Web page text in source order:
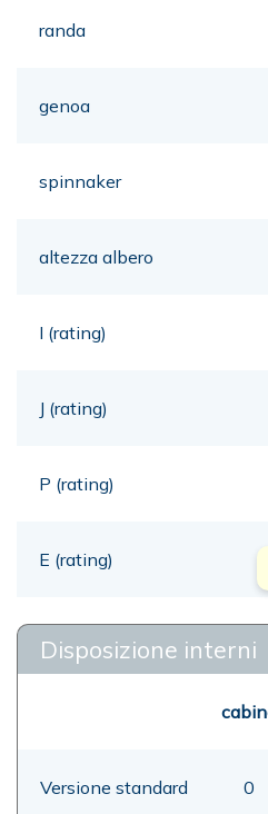
randa
genoa
spinnaker
altezza albero
I (rating)
J (rating)
P (rating)
E (rating)
Disposizione interni
Versione standard 0